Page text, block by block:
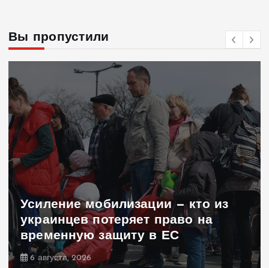
Вы пропустили
Усиление мобилизации — кто из
украинцев потеряет право на
временную защиту в ЕС
6 августа, 2026